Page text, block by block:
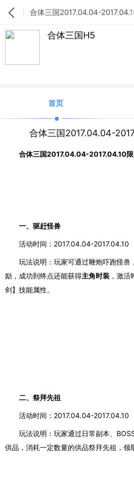
合体三国2017.04.04-
限时活动合体三国H5
首页
合体三国2017.04.04-
合体三国2017.04.04-2017.04.10限
一、驱赶怪兽
活动时间： 2017.04.04-2017.04.10
玩法说明：玩家可通过鞭炮吓跑怪兽
励，成功到终点还能获得主角时装 ，激
剑】技能属性。
二、祭拜先祖
活动时间： 2017.04.04-2017.04.10
玩法说明：玩家通过日常副本、
供品，消耗一定数量的供品祭拜先祖，领